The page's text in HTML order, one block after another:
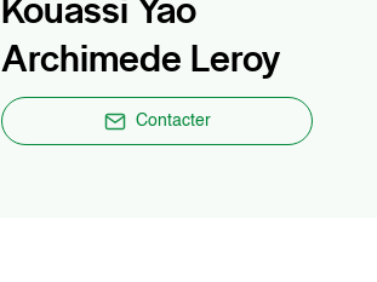
Archimede Leroy
Contacter